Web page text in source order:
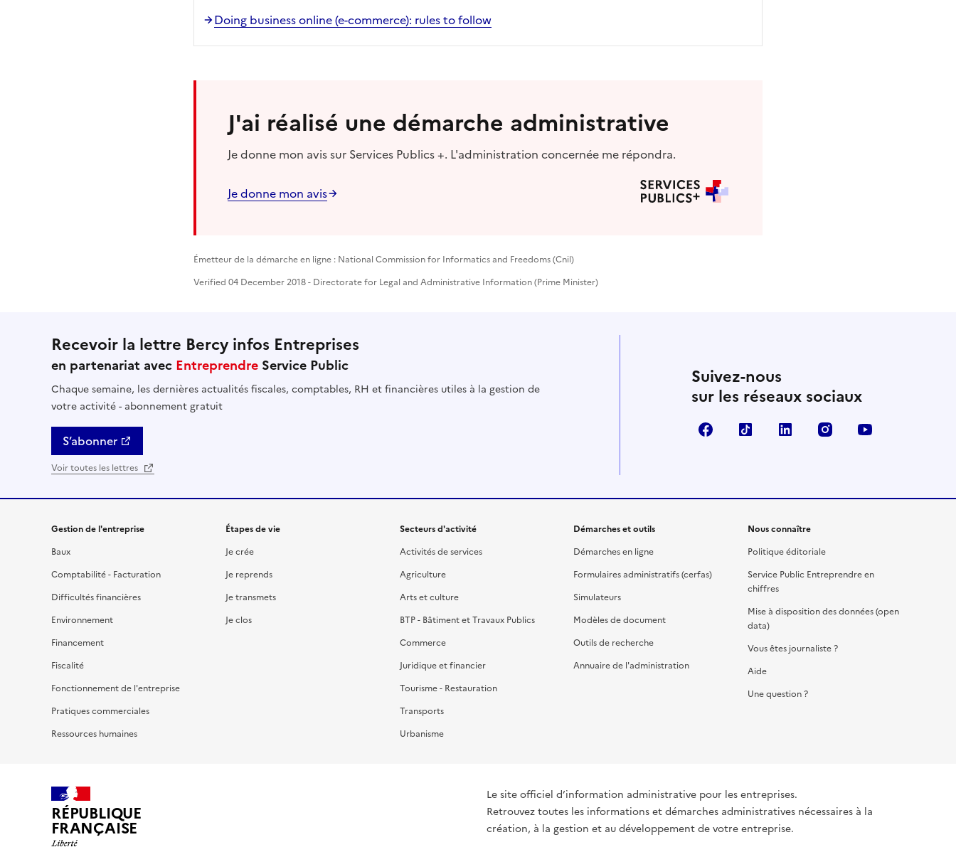
Doing business online (e-commerce): rules to follow
J'ai réalisé une démarche administrative
Je donne mon avis sur Services Publics +. L'administration concernée me répondra.
Je donne mon avis
Émetteur de la démarche en ligne : National Commission for Informatics and Freedoms (Cnil)
Verified 04 December 2018 - Directorate for Legal and Administrative Information (Prime Minister)
Recevoir la lettre Bercy infos Entreprises
en partenariat avec Entreprendre Service Public
Chaque semaine, les dernières actualités fiscales, comptables, RH et financières utiles à la gestion de
votre activité - abonnement gratuit
S’abonner
Voir toutes les lettres
Suivez-nous
sur les réseaux sociaux
FacebookTikTok Linkedin Instagram
Gestion de l'entreprise
Baux
Comptabilité - Facturation
Difficultés financières
Environnement
Financement
Fiscalité
Fonctionnement de l'entreprise
Pratiques commerciales
Ressources humaines
Étapes de vie
Je crée
Je reprends
Je transmets
Je clos
Secteurs d'activité
Activités de services
Agriculture
Arts et culture
BTP - Bâtiment et Travaux Publics
Commerce
Juridique et financier
Tourisme - Restauration
Transports
Urbanisme
Démarches et outils
Démarches en ligne
Formulaires administratifs (cerfas)
Simulateurs
Modèles de document
Outils de recherche
Annuaire de l'administration
Nous connaître
Politique éditoriale
Service Public Entreprendre en
chiffres
Mise à disposition des données (open
data)
Vous êtes journaliste ?
Aide
Une question ?
RÉPUBLIQUE
FRANÇAISE
Le site officiel d’information administrative pour les entreprises.
Retrouvez toutes les informations et démarches administratives nécessaires à la
création, à la gestion et au développement de votre entreprise.